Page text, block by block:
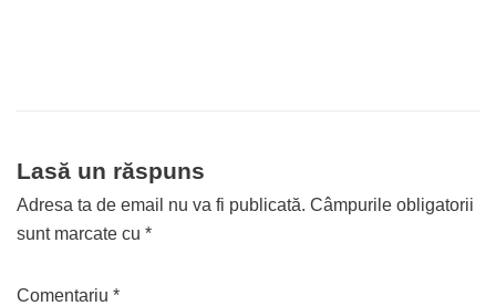
Lasă un răspuns
Adresa ta de email nu va fi publicată. Câmpurile obligatorii
sunt marcate cu *
Comentariu *